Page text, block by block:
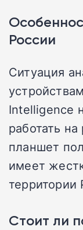
России
Ситуация
Intelligence
работать
планшет
имеет
территории
Стоит ли